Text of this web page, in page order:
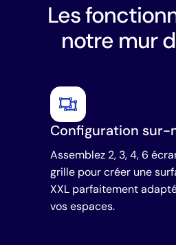
Les
notre mur
Configuration sur-
Assemblez 2, 3, 4, 6
grille pour créer une
XXL parfaitement
vos espaces.